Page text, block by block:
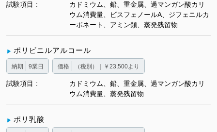
試験項目
カドミウム、鉛、重金属、過マンガン酸カリ
ウム消費量、ビスフェノールA、ジフェニルカ
ーボネート、アミン類、蒸発残留物
ポリビニルアルコール
納期 9業日 価格 （税別）｜￥23,500より
試験項目
カドミウム、鉛、重金属、過マンガン酸カリ
ウム消費量、蒸発残留物
ポリ乳酸